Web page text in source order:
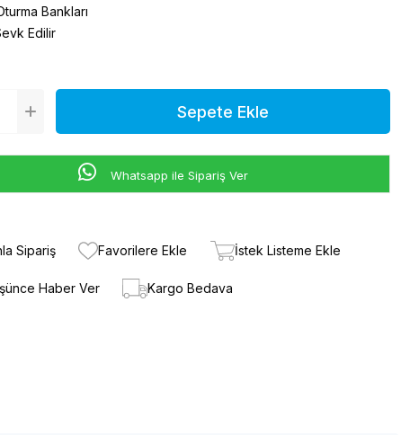
Bankları
Edilir
Whatsapp ile Sipariş Ver
Sipariş Favorilere Ekle İstek Listeme Ekle
Haber Ver Kargo Bedava